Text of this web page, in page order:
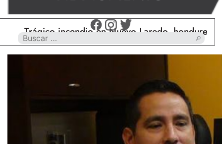
Trágico incendio en Nuevo Laredo, hondureño